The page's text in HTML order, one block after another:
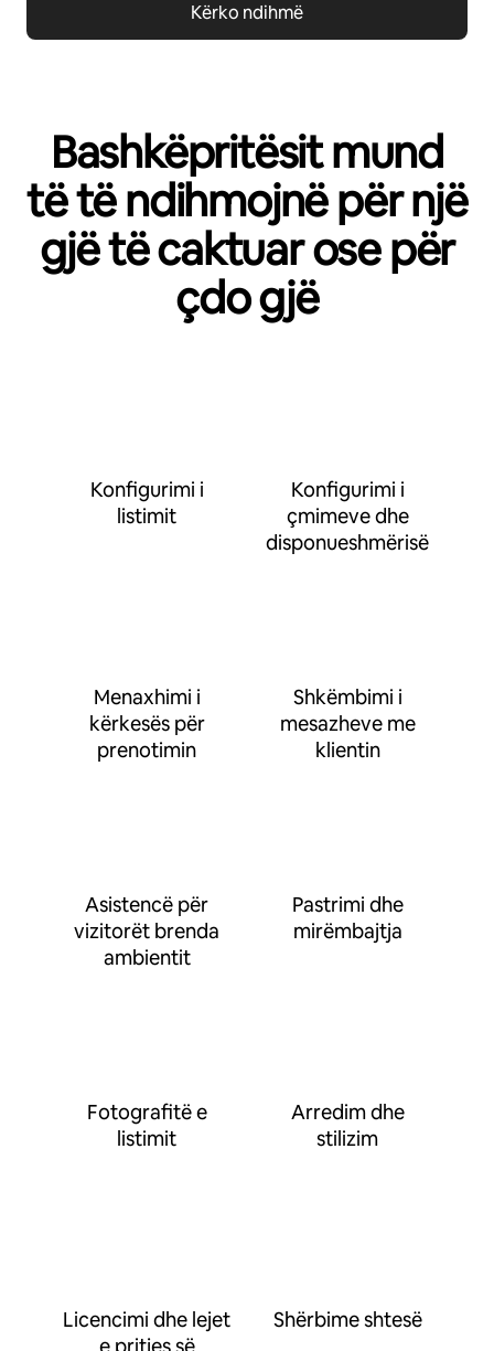
Kërko ndihmë
Bashkëpritësit mund
të të ndihmojnë për një
gjë të caktuar ose për
çdo gjë
Konfigurimi i
listimit
Konfigurimi i
çmimeve dhe
disponueshmërisë
Menaxhimi i
kërkesës për
prenotimin
Shkëmbimi i
mesazheve me
klientin
Asistencë për
vizitorët brenda
ambientit
Pastrimi dhe
mirëmbajtja
Fotografitë e
listimit
Arredim dhe
stilizim
Licencimi dhe lejet
Shërbime shtesë